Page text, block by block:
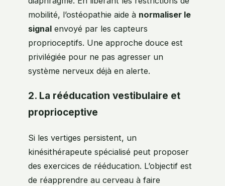
mobilité, l’ostéopathie aide à normaliser le
signal envoyé par les capteurs
proprioceptifs. Une approche douce est
privilégiée pour ne pas agresser un
système nerveux déjà en alerte.
2. La rééducation vestibulaire et
proprioceptive
Si les vertiges persistent, un
kinésithérapeute spécialisé peut proposer
des exercices de rééducation. L’objectif est
de réapprendre au cerveau à faire